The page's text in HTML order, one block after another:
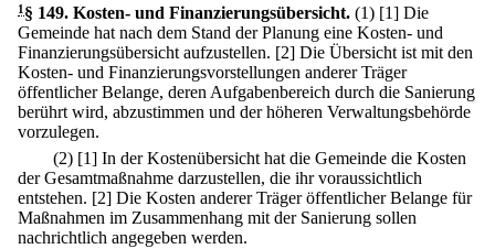
1§ 149. Kosten- und Finanzierungsübersicht. (1) [1] Die
Gemeinde hat nach dem Stand der Planung eine Kosten- und
Finanzierungsübersicht aufzustellen. [2] Die Übersicht ist mit den
Kosten- und Finanzierungsvorstellungen anderer Träger
öffentlicher Belange, deren Aufgabenbereich durch die Sanierung
berührt wird, abzustimmen und der höheren Verwaltungsbehörde
vorzulegen.
(2) [1] In der Kostenübersicht hat die Gemeinde die Kosten
der Gesamtmaßnahme darzustellen, die ihr voraussichtlich
entstehen. [2] Die Kosten anderer Träger öffentlicher Belange für
Maßnahmen im Zusammenhang mit der Sanierung sollen
nachrichtlich angegeben werden.